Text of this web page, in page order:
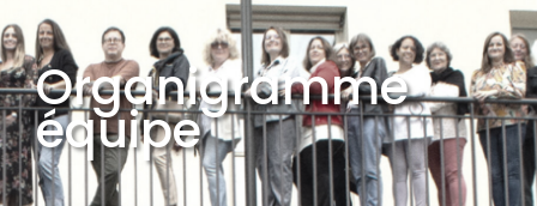
Organigramme
équipe